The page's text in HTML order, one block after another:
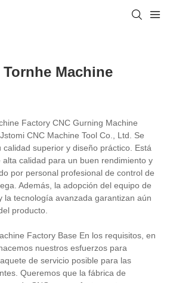
Machine
Factory CNC Gurning Machine
CNC Machine Tool Co., Ltd. Se
superior y diseño práctico. Está
calidad para un buen rendimiento y
por personal profesional de control de
Además, la adopción del equipo de
la tecnología avanzada garantizan aún
producto.
Factory Base En los requisitos, en
nuestros esfuerzos para
de servicio posible para las
Queremos que la fábrica de